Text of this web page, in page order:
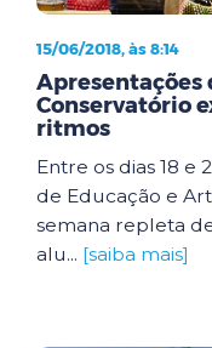
15/06/2018, às 8:14
Apresentações
Conservatório
ritmos
Entre os dias 18 e
de Educação e
semana repleta
alu... [saiba mais]